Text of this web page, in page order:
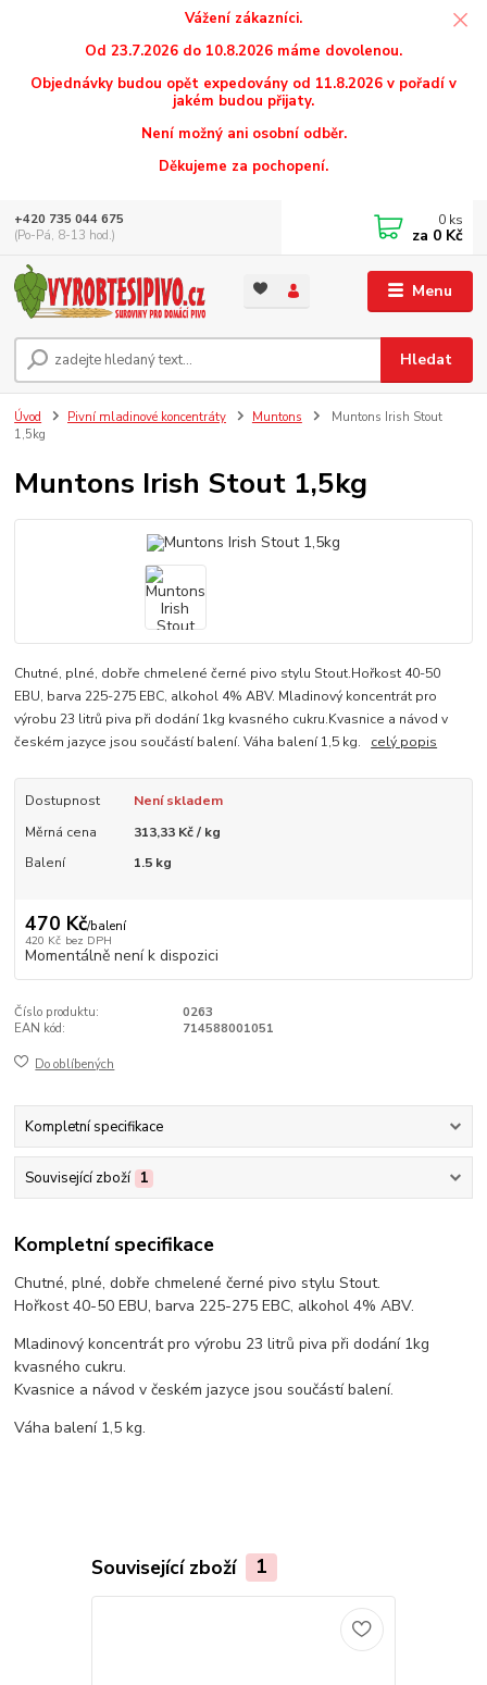
Vážení zákazníci.
Od 23.7.2026 do 10.8.2026 máme dovolenou.
Objednávky budou opět expedovány od 11.8.2026 v pořadí v
jakém budou přijaty.
Není možný ani osobní odběr.
Děkujeme za pochopení.
Menu
Hledat
+420 735 044 675
(Po-Pá, 8-13 hod.)
0 ks
za 0 Kč
Úvod Pivní mladinové koncentráty Muntons
Muntons Irish Stout
1,5kg
Muntons Irish Stout 1,5kg
Chutné, plné, dobře chmelené černé pivo stylu Stout.Hořkost 40-50
EBU, barva 225-275 EBC, alkohol 4% ABV. Mladinový koncentrát pro
výrobu 23 litrů piva při dodání 1kg kvasného cukru.Kvasnice a návod v
českém jazyce jsou součástí balení. Váha balení 1,5 kg. celý popis
Dostupnost
Není skladem
Měrná cena
313,33 Kč / kg
Balení
1.5 kg
470 Kč/balení
420 Kč bez DPH
Momentálně není k dispozici
Číslo produktu:
0263
EAN kód:
714588001051
Do oblíbených
Kompletní specifikace
Související zboží 1
Kompletní specifikace
Chutné, plné, dobře chmelené černé pivo stylu Stout.
Hořkost 40-50 EBU, barva 225-275 EBC, alkohol 4% ABV.
Mladinový koncentrát pro výrobu 23 litrů piva při dodání 1kg
kvasného cukru.
Kvasnice a návod v českém jazyce jsou součástí balení.
Váha balení 1,5 kg.
Související zboží 1